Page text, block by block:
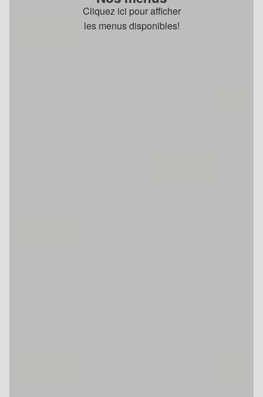
Cliquez ici pour afficher
les menus disponibles!